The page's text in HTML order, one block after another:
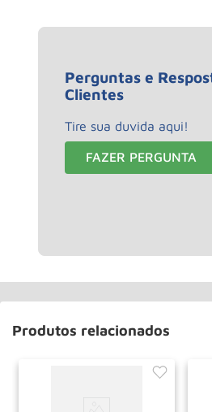
Perguntas e
Clientes
Tire sua duvida aqui!
FAZER PERGUNTA
Produtos relacionados